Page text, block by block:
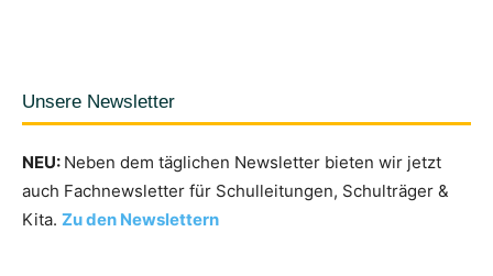
Unsere Newsletter
NEU: Neben dem täglichen Newsletter bieten wir jetzt
auch Fachnewsletter für Schulleitungen, Schulträger &
Kita. Zu den Newslettern